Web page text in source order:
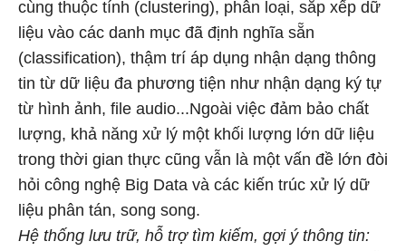
cùng thuộc tính (clustering), phân loại, sắp xếp dữ
liệu vào các danh mục đã định nghĩa sẵn
(classification), thậm trí áp dụng nhận dạng thông
tin từ dữ liệu đa phương tiện như nhận dạng ký tự
từ hình ảnh, file audio...Ngoài việc đảm bảo chất
lượng, khả năng xử lý một khối lượng lớn dữ liệu
trong thời gian thực cũng vẫn là một vấn đề lớn đòi
hỏi công nghệ Big Data và các kiến trúc xử lý dữ
liệu phân tán, song song.
Hệ thống lưu trữ, hỗ trợ tìm kiếm, gợi ý thông tin: